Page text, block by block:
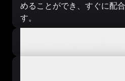
めることができ、すぐに配
す。